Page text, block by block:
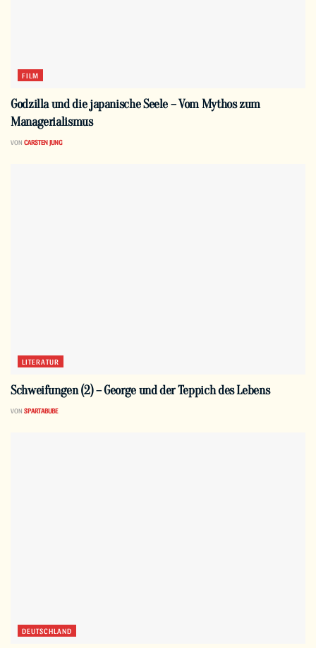
FILM
Godzilla und die japanische Seele – Vom Mythos zum
Managerialismus
VON CARSTEN JUNG
LITERATUR
Schweifungen (2) – George und der Teppich des Lebens
VON SPARTABUBE
DEUTSCHLAND